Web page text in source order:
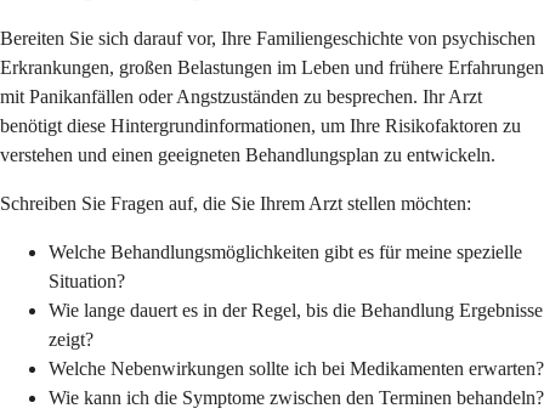
Bereiten Sie sich darauf vor, Ihre Familiengeschichte von psychischen
Erkrankungen, großen Belastungen im Leben und frühere Erfahrungen
mit Panikanfällen oder Angstzuständen zu besprechen. Ihr Arzt
benötigt diese Hintergrundinformationen, um Ihre Risikofaktoren zu
verstehen und einen geeigneten Behandlungsplan zu entwickeln.
Schreiben Sie Fragen auf, die Sie Ihrem Arzt stellen möchten:
Welche Behandlungsmöglichkeiten gibt es für meine spezielle
Situation?
Wie lange dauert es in der Regel, bis die Behandlung Ergebnisse
zeigt?
Welche Nebenwirkungen sollte ich bei Medikamenten erwarten?
Wie kann ich die Symptome zwischen den Terminen behandeln?